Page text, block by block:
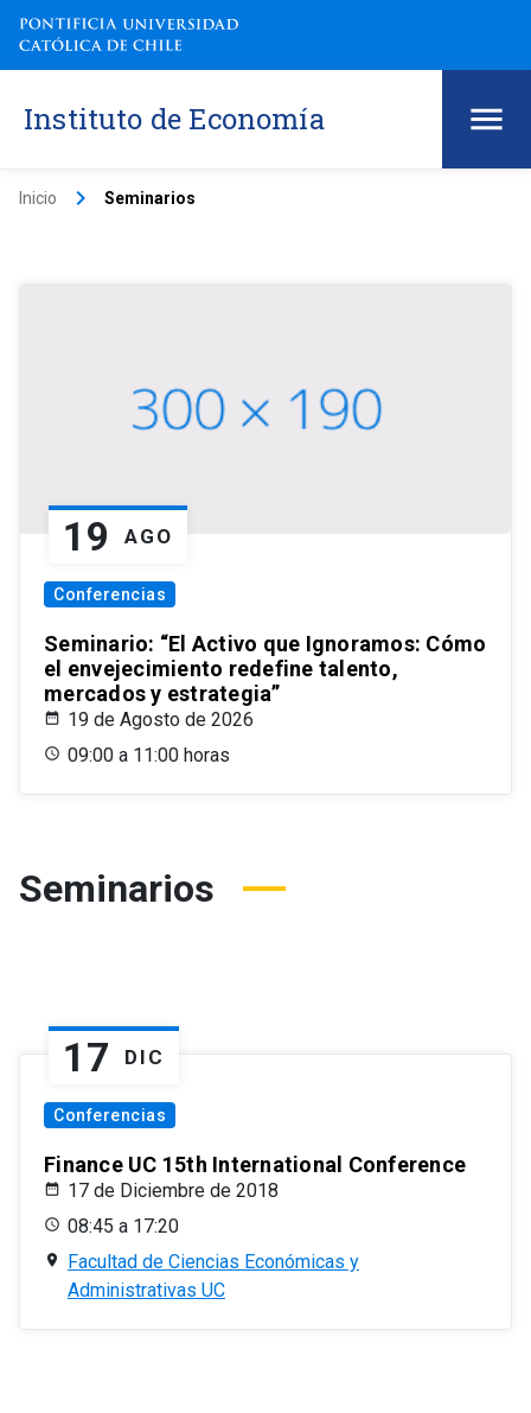
Instituto de Economía
Inicio keyboard_arrow_right Seminarios
19 AGO
Conferencias
Seminario: “El Activo que Ignoramos: Cómo
el envejecimiento redefine talento,
mercados y estrategia”
19 de Agosto de 2026
09:00 a 11:00 horas
Seminarios
17 DIC
Conferencias
Finance UC 15th International Conference
17 de Diciembre de 2018
08:45 a 17:20
Facultad de Ciencias Económicas y
Administrativas UC